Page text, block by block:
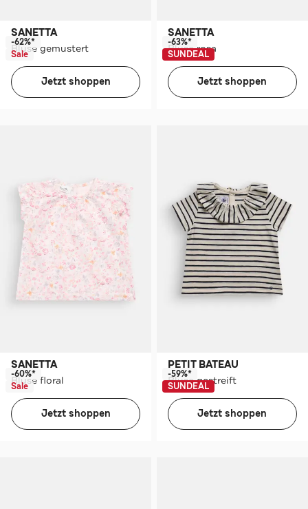
SANETTA
Bluse gemustert
-62%*
Sale
Jetzt shoppen
SANETTA
Bluse rosa
-63%*
SUNDEAL
Jetzt shoppen
SANETTA
Bluse floral
-60%*
Sale
Jetzt shoppen
PETIT BATEAU
Bluse gestreift
-59%*
SUNDEAL
Jetzt shoppen